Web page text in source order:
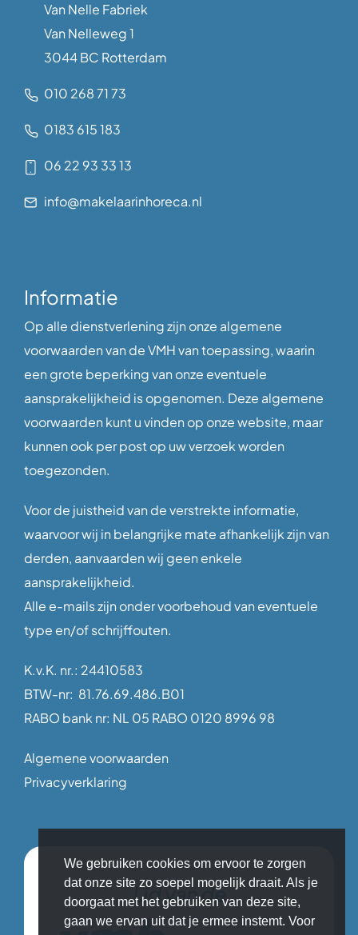
Van Nelle Fabriek
Van Nelleweg 1
3044 BC Rotterdam
010 268 71 73
0183 615 183
06 22 93 33 13
info@makelaarinhoreca.nl
Informatie
Op alle dienstverlening zijn onze algemene
voorwaarden van de VMH van toepassing, waarin
een grote beperking van onze eventuele
aansprakelijkheid is opgenomen. Deze algemene
voorwaarden kunt u vinden op onze website, maar
kunnen ook per post op uw verzoek worden
toegezonden.
Voor de juistheid van de verstrekte informatie,
waarvoor wij in belangrijke mate afhankelijk zijn van
derden, aanvaarden wij geen enkele
aansprakelijkheid.
Alle e-mails zijn onder voorbehoud van eventuele
type en/of schrijffouten.
K.v.K. nr.: 24410583
BTW-nr: 81.76.69.486.B01
RABO bank nr: NL 05 RABO 0120 8996 98
Algemene voorwaarden
Privacyverklaring
Lid van de
We gebruiken cookies om ervoor te zorgen
dat onze site zo soepel mogelijk draait. Als je
doorgaat met het gebruiken van deze site,
gaan we ervan uit dat je ermee instemt. Voor